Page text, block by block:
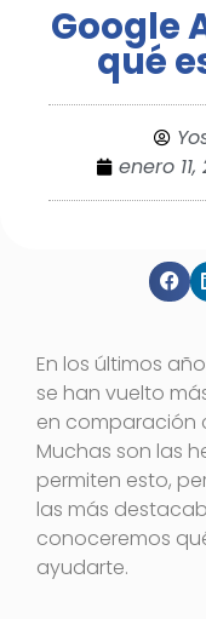
Google
qué
enero 11,
En los últimos
se han vuelto
en comparación
Muchas son las
permiten esto,
las más
conoceremos
ayudarte.